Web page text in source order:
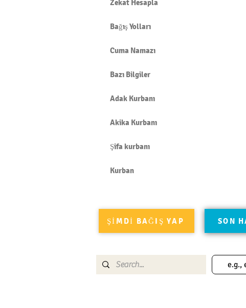
Zekat Hesapla
Bağış Yolları
Cuma Namazı
Bazı Bilgiler
Adak Kurbanı
Akika Kurbanı
Şifa kurbanı
Kurban
ŞİMDİ BAĞIŞ YAP SON